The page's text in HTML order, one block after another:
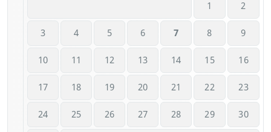
1 2
3 4 5 6 7 8 9
10 11 12 13 14 15 16
17 18 19 20 21 22 23
24 25 26 27 28 29 30